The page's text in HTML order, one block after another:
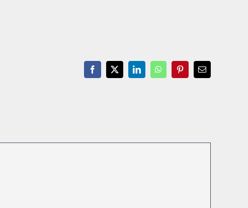
Facebook
X LinkedInWhatsAppPinterestEmail